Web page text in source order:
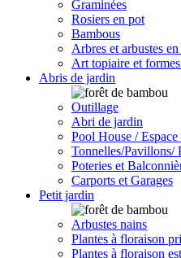
Graminées
Rosiers en pot
Bambous
Arbres et arbustes
Art topiaire et
Abris de jardin
Outillage
Abri de jardin
Pool House / Espace
Tonnelles/Pavillons/
Poteries et
Carports et Garages
Petit jardin
Arbustes nains
Plantes à floraison
Plantes à floraison